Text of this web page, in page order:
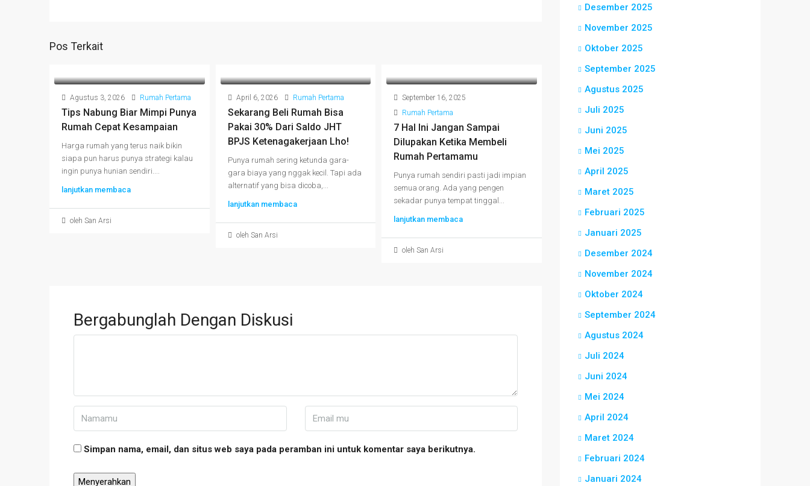
Pos Terkait
Agustus 3, 2026 Rumah Pertama
Tips Nabung Biar Mimpi Punya
Rumah Cepat Kesampaian
Harga rumah yang terus naik bikin
siapa pun harus punya strategi kalau
ingin punya hunian sendiri....
lanjutkan membaca
oleh San Arsi
April 6, 2026 Rumah Pertama
Sekarang Beli Rumah Bisa
Pakai 30% Dari Saldo JHT
BPJS Ketenagakerjaan Lho!
Punya rumah sering ketunda gara-
gara biaya yang nggak kecil. Tapi ada
alternatif yang bisa dicoba,...
lanjutkan membaca
oleh San Arsi
September 16, 2025
Rumah Pertama
7 Hal Ini Jangan Sampai
Dilupakan Ketika Membeli
Rumah Pertamamu
Punya rumah sendiri pasti jadi impian
semua orang. Ada yang pengen
sekadar punya tempat tinggal...
lanjutkan membaca
oleh San Arsi
Bergabunglah Dengan Diskusi
Simpan nama, email, dan situs web saya pada peramban ini untuk komentar saya berikutnya.
Desember 2025
November 2025
Oktober 2025
September 2025
Agustus 2025
Juli 2025
Juni 2025
Mei 2025
April 2025
Maret 2025
Februari 2025
Januari 2025
Desember 2024
November 2024
Oktober 2024
September 2024
Agustus 2024
Juli 2024
Juni 2024
Mei 2024
April 2024
Maret 2024
Februari 2024
Januari 2024